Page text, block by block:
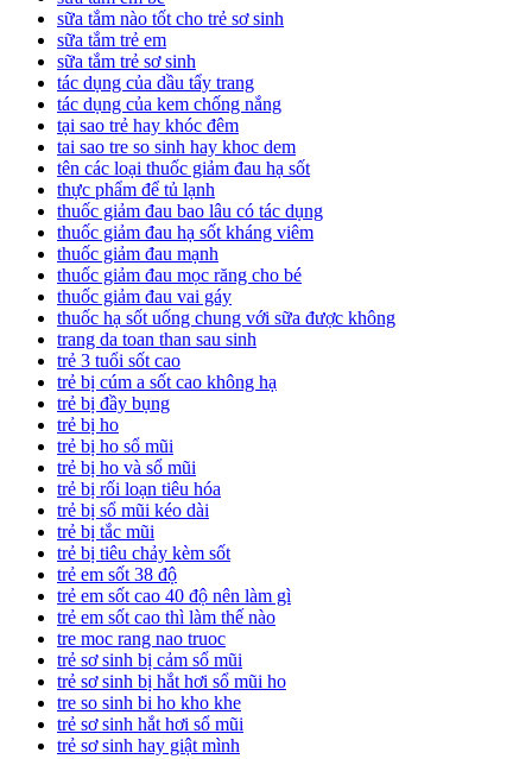
sữa tắm nào tốt cho trẻ sơ sinh
sữa tắm trẻ em
sữa tắm trẻ sơ sinh
tác dụng của dầu tẩy trang
tác dụng của kem chống nắng
tại sao trẻ hay khóc đêm
tai sao tre so sinh hay khoc dem
tên các loại thuốc giảm đau hạ sốt
thực phẩm để tủ lạnh
thuốc giảm đau bao lâu có tác dụng
thuốc giảm đau hạ sốt kháng viêm
thuốc giảm đau mạnh
thuốc giảm đau mọc răng cho bé
thuốc giảm đau vai gáy
thuốc hạ sốt uống chung với sữa được không
trang da toan than sau sinh
trẻ 3 tuổi sốt cao
trẻ bị cúm a sốt cao không hạ
trẻ bị đầy bụng
trẻ bị ho
trẻ bị ho sổ mũi
trẻ bị ho và sổ mũi
trẻ bị rối loạn tiêu hóa
trẻ bị sổ mũi kéo dài
trẻ bị tắc mũi
trẻ bị tiêu chảy kèm sốt
trẻ em sốt 38 độ
trẻ em sốt cao 40 độ nên làm gì
trẻ em sốt cao thì làm thế nào
tre moc rang nao truoc
trẻ sơ sinh bị cảm sổ mũi
trẻ sơ sinh bị hắt hơi sổ mũi ho
tre so sinh bi ho kho khe
trẻ sơ sinh hắt hơi sổ mũi
trẻ sơ sinh hay giật mình